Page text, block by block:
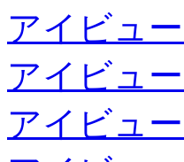
アイビュ
アイビュ
アイビュ